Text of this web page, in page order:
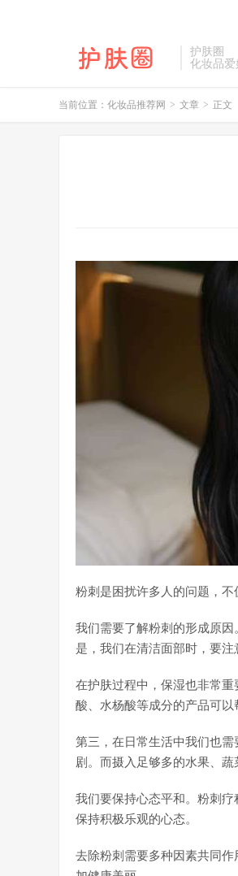
护肤圈
化妆品
当前位置： 化妆品推荐网 > 文章 > 正文
粉刺是困扰许多人的问题，
我们需要了解粉刺的形成原
是，我们在清洁面部时，要注
在护肤过程中，保湿也非常
酸、水杨酸等成分的产品可以
第三，在日常生活中我们也
剧。而摄入足够多的水果、
我们要保持心态平和。粉刺
保持积极乐观的心态。
去除粉刺需要多种因素共同